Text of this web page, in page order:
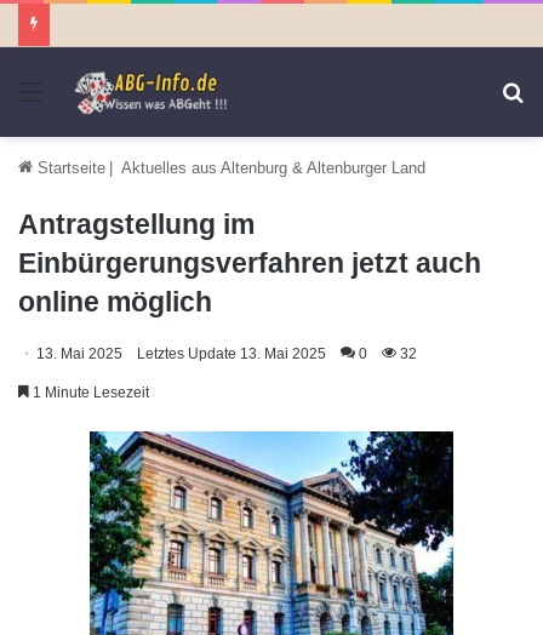
Menü
Startseite | Aktuelles aus Altenburg & Altenburger Land
Antragstellung im
Einbürgerungsverfahren jetzt auch
online möglich
13. Mai 2025 Letztes Update 13. Mai 2025 0 32
1 Minute Lesezeit